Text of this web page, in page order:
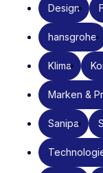
Design
hansgrohe
Klima
Marken &
Sanipa